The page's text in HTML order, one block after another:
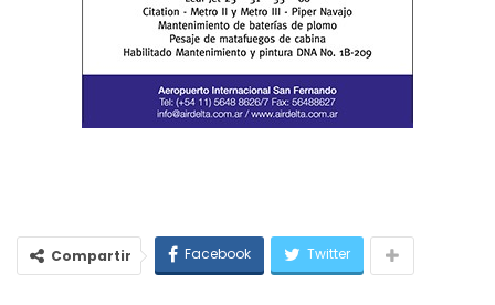
Compartir Facebook Twitter